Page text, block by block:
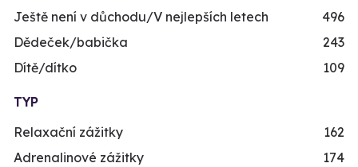
Ještě není v důchodu/V nejlepších letech
496
Dědeček/babička
243
Dítě/dítko
109
TYP
Relaxační zážitky
162
Adrenalinové zážitky
174